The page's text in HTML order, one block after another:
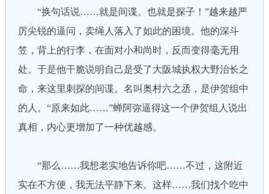
“换句话说……就是间谍。也就是探子！”越来越严
厉尖锐的逼问，卖绳人落入了如此的困境。他的深斗
笠，背上的行李，在面对小和尚时，反而变得毫无用
处。于是他干脆说明自己是受了大阪城执权大野治长之
命，来这里刺探的间谍。名叫奥村六之丞，是伊贺组中
的人。“原来如此……”蝉阿弥逼得这一个伊贺组人说出
真相，内心更增加了一种优越感。
“那么……我想老实地告诉你吧……不过，这附近
实在不方便，我无法平静下来。这样……我们找个吃中